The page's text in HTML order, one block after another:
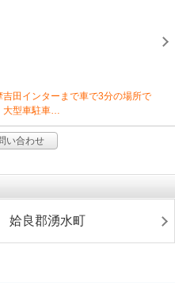
田インターまで車で3分の場所で
型車駐車…
い合わせ
姶良郡湧水町